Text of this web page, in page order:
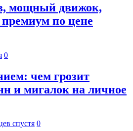
мощный движок,
по цене
0
чем грозит
и мигалок на личное
спустя 0